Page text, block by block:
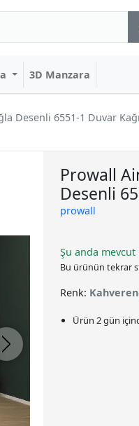
3D Manzara
Desenli 6551-1 Duvar
Prowall
Desenli
prowall
Şu anda mevcut
Bu ürünün tekrar
Renk:
Ürün 2 gün